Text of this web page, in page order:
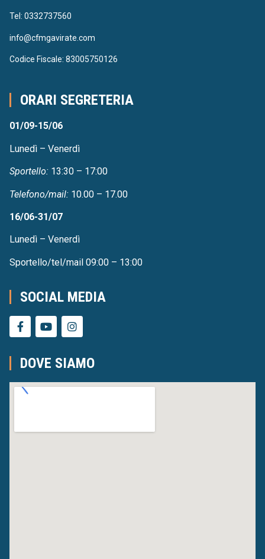
Tel: 0332737560
info@cfmgavirate.com
Codice Fiscale: 83005750126
ORARI SEGRETERIA
01/09-15/06
Lunedì – Venerdì
Sportello: 13:30 – 17:00
Telefono/mail: 10.00 – 17.00
16/06-31/07
Lunedì – Venerdì
Sportello/tel/mail 09:00 – 13:00
SOCIAL MEDIA
DOVE SIAMO